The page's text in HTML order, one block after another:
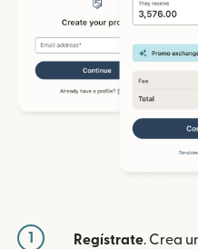
1 Regístrate. Crea